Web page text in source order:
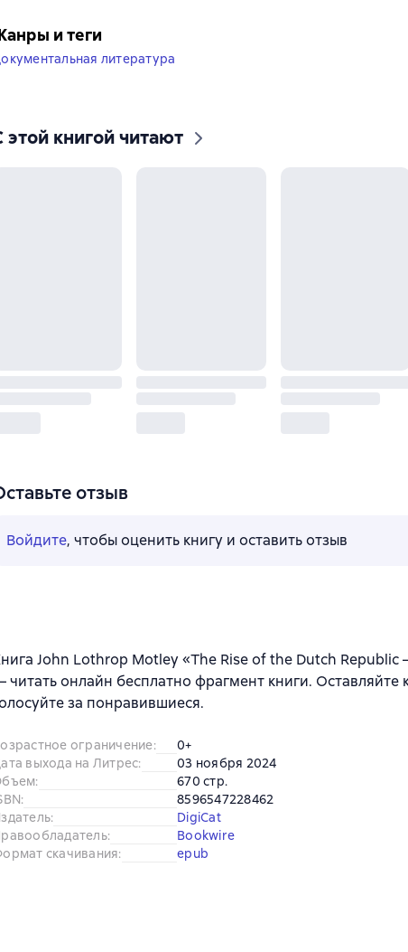
и теги
литература
этой книгой читают
отзыв
Войдите, чтобы оценить книгу и оставить отзыв
John Lothrop Motley «The Rise of the Dutch Republic
читать онлайн бесплатно фрагмент книги.
за понравившиеся.
ограничение:
0+
выхода на Литрес:
03 ноября 2024
:
670 стр.
:
8596547228462
:
DigiCat
:
Bookwire
скачивания: epub